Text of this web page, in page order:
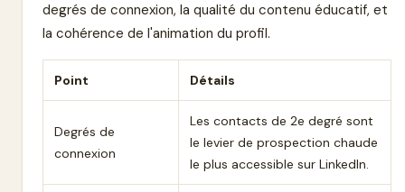
degrés de connexion, la qualité du contenu éducatif, et
la cohérence de l'animation du profil.
Point Détails
Degrés de
connexion
Les contacts de 2e degré sont
le levier de prospection chaude
le plus accessible sur LinkedIn.